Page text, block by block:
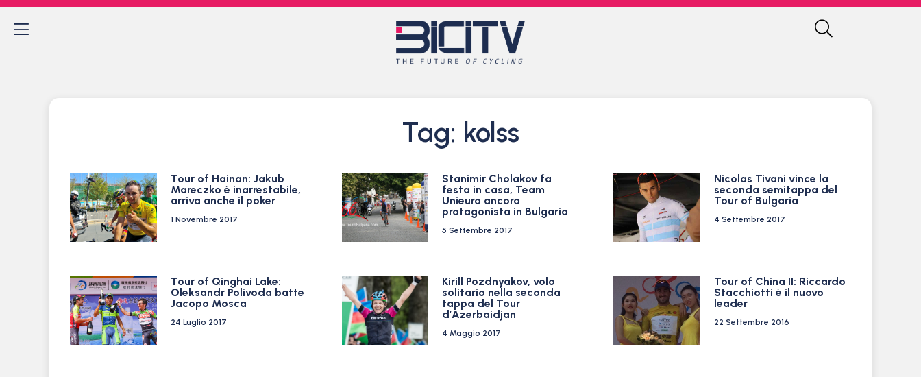
Tag: kolss
Tour of Hainan: Jakub
Mareczko è inarrestabile,
arriva anche il poker
1 Novembre 2017
Stanimir Cholakov fa
festa in casa, Team
Unieuro ancora
protagonista in Bulgaria
5 Settembre 2017
Nicolas Tivani vince la
seconda semitappa del
Tour of Bulgaria
4 Settembre 2017
Tour of Qinghai Lake:
Oleksandr Polivoda batte
Jacopo Mosca
24 Luglio 2017
Kirill Pozdnyakov, volo
solitario nella seconda
tappa del Tour
d’Azerbaidjan
4 Maggio 2017
Tour of China II: Riccardo
Stacchiotti è il nuovo
leader
22 Settembre 2016